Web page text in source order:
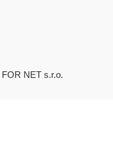
NET s.r.o.